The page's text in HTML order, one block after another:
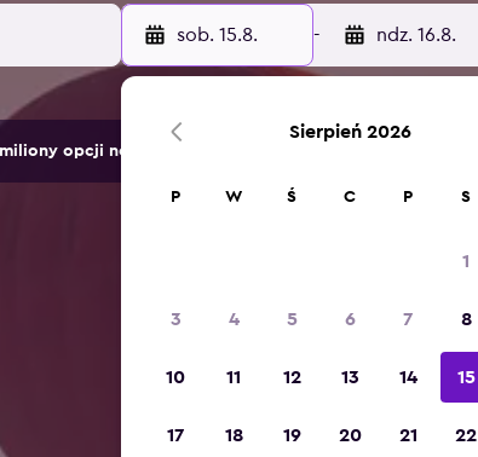
sob. 15.8. - ndz. 16.8.
opcji noclegów.
Sierpień 2026
P W Ś C P S
1
3 4 5 6 7 8
10 11 12 13 14 15
17 18 19 20 21 22